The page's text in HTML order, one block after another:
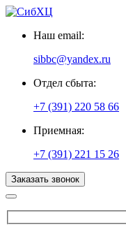
Наш email:
sibbc@yandex.ru
Отдел сбыта:
+7 (391) 220 58 66
Приемная:
+7 (391) 221 15 26
Заказать звонок